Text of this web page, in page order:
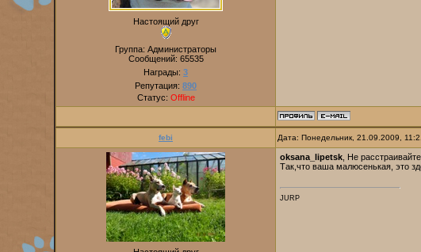
Настоящий друг
Группа: Администраторы
Сообщений: 65535
Награды: 3
Репутация: 890
Статус: Offline
febi Дата: Понедельник, 21.09.2009,
oksana_lipetsk , Не
Так,что ваша малюсенькая, это
JURP